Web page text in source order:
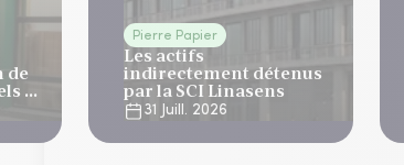
de
4
Pierre Papier
Les actifs
indirectement détenus
par la SCI Linasens
31 Juill. 2026